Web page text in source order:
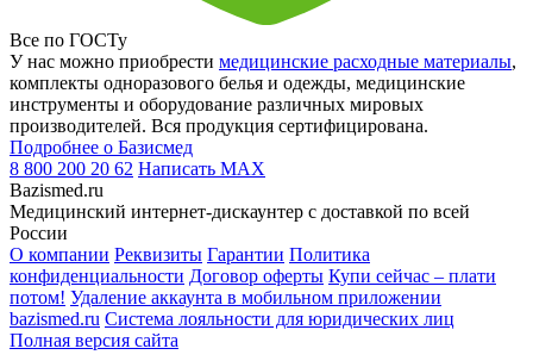
Все по ГОСТу
У нас можно приобрести медицинские расходные материалы,
комплекты одноразового белья и одежды, медицинские
инструменты и оборудование различных мировых
производителей. Вся продукция сертифицирована.
Подробнее о Базисмед
8 800 200 20 62 Написать MAX
Bazismed.ru
Медицинский интернет-дискаунтер с доставкой по всей
России
О компании Реквизиты Гарантии Политика
конфиденциальности Договор оферты Купи сейчас – плати
потом! Удаление аккаунта в мобильном приложении
bazismed.ru Система лояльности для юридических лиц
Полная версия сайта